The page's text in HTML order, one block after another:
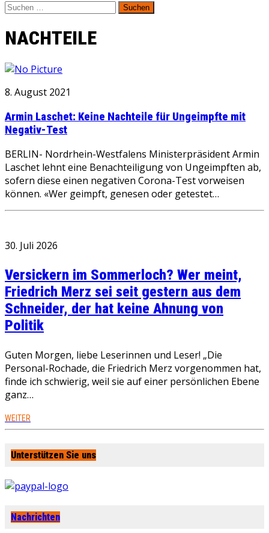
Suchen
nach:
NACHTEILE
8. August 2021
Armin Laschet: Keine Nachteile für Ungeimpfte mit
Negativ-Test
BERLIN- Nordrhein-Westfalens Ministerpräsident Armin
Laschet lehnt eine Benachteiligung von Ungeimpften ab,
sofern diese einen negativen Corona-Test vorweisen
können. «Wer geimpft, genesen oder getestet…
30. Juli 2026
Versickern im Sommerloch? Wer meint,
Friedrich Merz sei seit gestern aus dem
Schneider, der hat keine Ahnung von
Politik
Guten Morgen, liebe Leserinnen und Leser! „Die
Personal-Rochade, die Friedrich Merz vorgenommen hat,
finde ich schwierig, weil sie auf einer persönlichen Ebene
ganz…
WEITER
Unterstützen Sie uns
Nachrichten